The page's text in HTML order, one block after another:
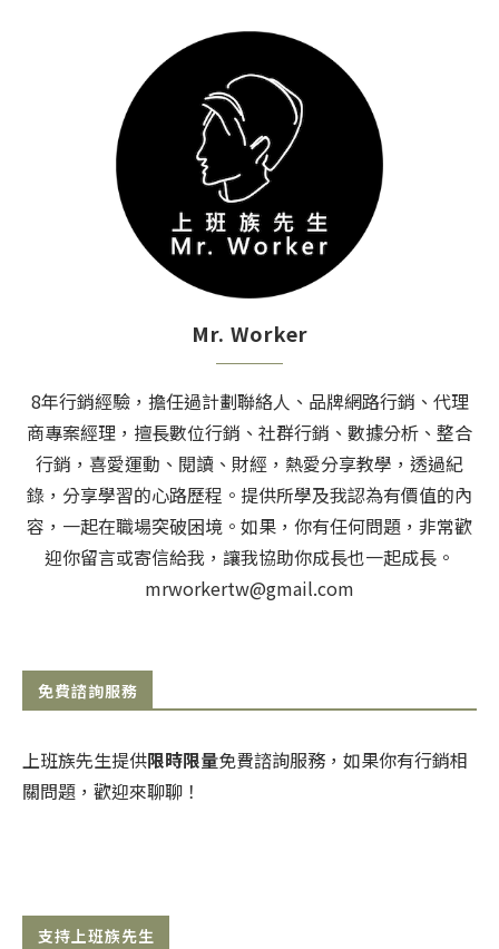
Mr. Worker
8年行銷經驗，擔任過計劃聯絡人、品牌網路行銷、代理
商專案經理，擅長數位行銷、社群行銷、數據分析、整合
行銷，喜愛運動、閱讀、財經，熱愛分享教學，透過紀
錄，分享學習的心路歷程。提供所學及我認為有價值的內
容，一起在職場突破困境。如果，你有任何問題，非常歡
迎你留言或寄信給我，讓我協助你成長也一起成長。
mrworkertw@gmail.com
免費諮詢服務
上班族先生提供限時限量免費諮詢服務，如果你有行銷相
關問題，歡迎來聊聊！
支持上班族先生